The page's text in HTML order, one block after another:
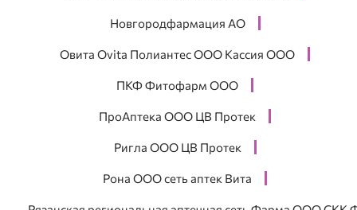
Новгородфармация АО
Овита Ovita Полиантес ООО Кассия ООО
ПКФ Фитофарм ООО
ПроАптека ООО ЦВ Протек
Ригла ООО ЦВ Протек
Рона ООО сеть аптек Вита